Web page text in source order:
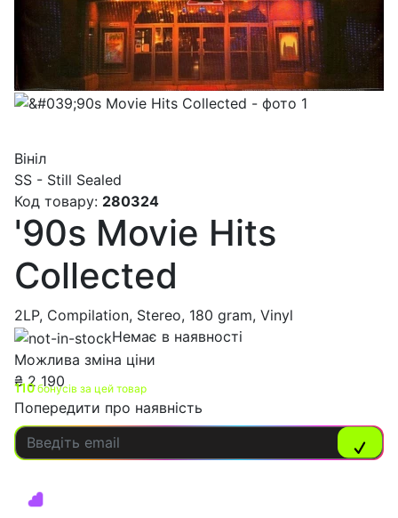
Вініл
SS - Still Sealed
Код товару: 280324
'90s Movie Hits
Collected
2LP, Compilation, Stereo, 180 gram, Vinyl
Немає в наявності
Можлива зміна ціни
₴2 190
110бонусів за цей товар
Попередити про наявність